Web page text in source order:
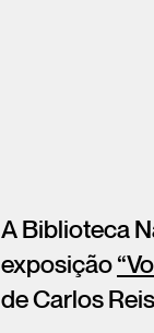
A Biblioteca
exposição
de Carlos